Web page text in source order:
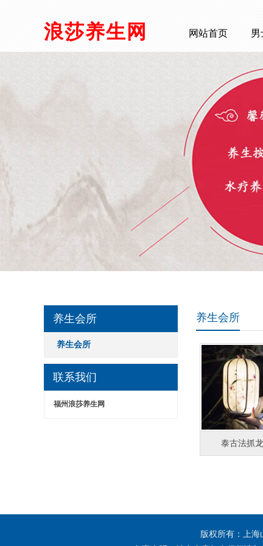
浪莎养生网 网站首页 男
养生会所
养生会所
联系我们
福州浪莎养生网
养生会所
泰古法抓
版权所有：上海